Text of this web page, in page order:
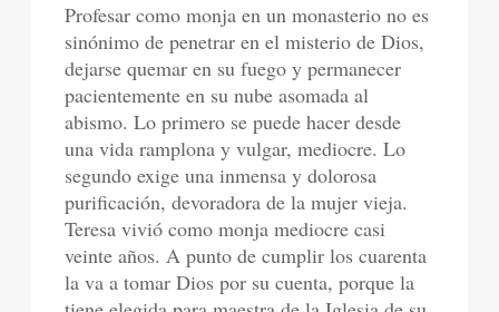
Profesar como monja en un monasterio no es
sinónimo de penetrar en el misterio de Dios,
dejarse quemar en su fuego y permanecer
pacientemente en su nube asomada al
abismo. Lo primero se puede hacer desde
una vida ramplona y vulgar, mediocre. Lo
segundo exige una inmensa y dolorosa
purificación, devoradora de la mujer vieja.
Teresa vivió como monja mediocre casi
veinte años. A punto de cumplir los cuarenta
la va a tomar Dios por su cuenta, porque la